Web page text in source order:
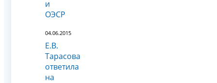
и
ОЭСР
04.06.2015
Е.В.
Тарасова
ответила
на